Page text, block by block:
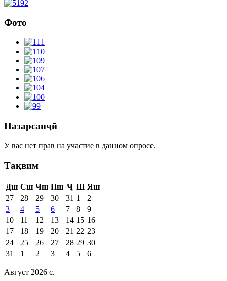
Фото
Назарсанҷӣ
У вас нет прав на участие в данном опросе.
Тақвим
Дш Сш Чш Пш Ҷ Ш Яш
27
28 29 30 31 1
2
3
4 5 6 7 8
9
10
11 12 13 14 15 16
17
18 19 20 21 22 23
24
25 26 27 28 29 30
31
1 2 3 4 5 6
Август 2026 c.